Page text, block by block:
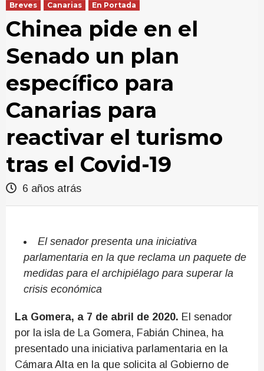
Breves Canarias En Portada
Chinea pide en el
Senado un plan
específico para
Canarias para
reactivar el turismo
tras el Covid-19
6 años atrás
El senador presenta una iniciativa
parlamentaria en la que reclama un paquete de
medidas para el archipiélago para superar la
crisis económica
La Gomera, a 7 de abril de 2020. El senador
por la isla de La Gomera, Fabián Chinea, ha
presentado una iniciativa parlamentaria en la
Cámara Alta en la que solicita al Gobierno de